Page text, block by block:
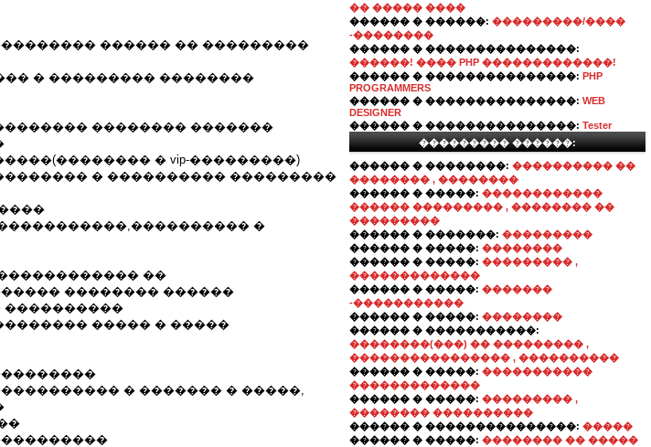
������ �� ���������
� ��������� ��������
�������� �������
� vip-���������)
� ���������� ���������
�
��
�������� ������
����������
����� � �����
� ������� � �����,
�� ����� ����
������ � ������: ���������/����
-��������
������ � ���������������:
������! ���� PHP �������������!
������ � ���������������: PHP
PROGRAMMERS
������ � ���������������: WEB
DESIGNER
������ � ���������������: Tester
��������� ������:
������ � ��������: ���������� ��
�������� , ��������
������ � �����: ������������
������ ��������� , �������� ��
���������
������ � �������: ���������
������ � �����: ��������
������ � �����: ��������� ,
�������������
������ � �����: �������
-�����������
������ � �����: ��������
������ � �����������:
��������(���) �� ��������� ,
���������������� , ����������
������ � �����: �����������
�������������
������ � �����: ��������� ,
�������� ����������
������ � ���������������: �����
������ � �����: �������� �� �����